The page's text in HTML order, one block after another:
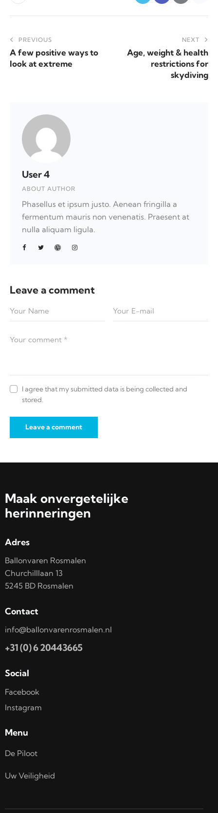
PREVIOUS
A few positive ways to
look at extreme
NEXT
Age, weight & health
restrictions for
skydiving
User 4
ABOUT AUTHOR
Phasellus et ipsum justo. Aenean fringilla a
fermentum mauris non venenatis. Praesent at
nulla aliquam ligula.
Leave a comment
I agree that my submitted data is being collected and
stored.
Maak onvergetelijke
herinneringen
Adres
Ballonvaren Rosmalen
Churchilllaan 13
5245 BD Rosmalen
Contact
info@ballonvarenrosmalen.nl
+31 (0) 6 20443665
Social
Facebook
Instagram
Menu
De Piloot
Uw Veiligheid